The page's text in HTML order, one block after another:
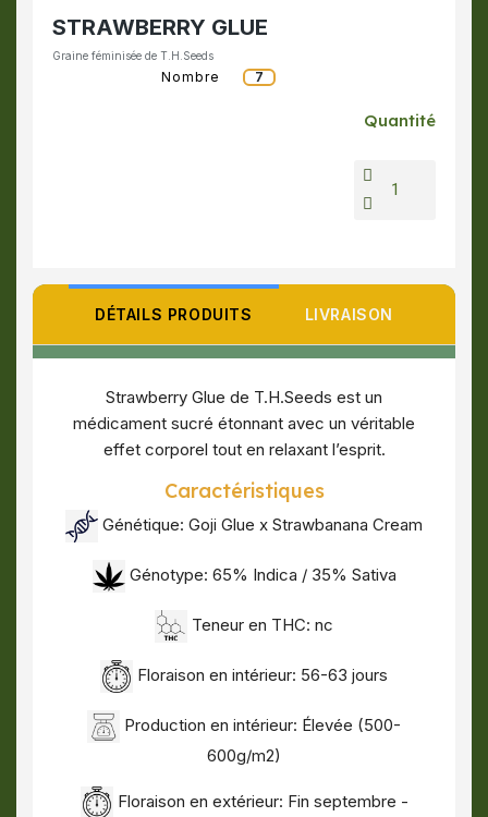
STRAWBERRY GLUE
Graine féminisée de T.H.Seeds
Nombre 7
Quantité
DÉTAILS PRODUITS LIVRAISON
Strawberry Glue de T.H.Seeds est un
médicament sucré étonnant avec un véritable
effet corporel tout en relaxant l’esprit.
Caractéristiques
Génétique: Goji Glue x Strawbanana Cream
Génotype: 65% Indica / 35% Sativa
Teneur en THC: nc
Floraison en intérieur: 56-63 jours
Production en intérieur: Élevée (500-
600g/m2)
Floraison en extérieur: Fin septembre -